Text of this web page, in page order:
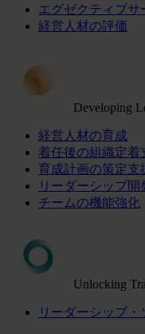
エグゼクティブサ
経営人材の評価
Developing
経営人材の育成
着任後の組織定着
育成計画の策定支
リーダーシップ開
チームの機能強化
Unlocking
リーダーシップ